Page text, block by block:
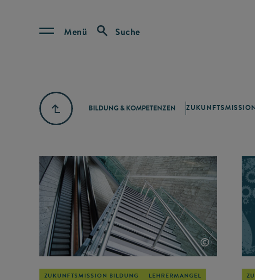
Menü Suche
BILDUNG & KOMPETENZEN
©
ZUKUNFTSMISSION BILDUNG LEHRERMANGEL